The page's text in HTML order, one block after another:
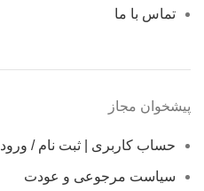
تماس با ما
پیشخوان مجاز
حساب کاربری | ثبت نام / ورود
سیاست مرجوعی و عودت